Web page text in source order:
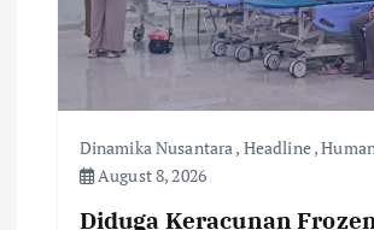
Dinamika Nusantara, Headline,
August 8, 2026
Diduga Keracunan